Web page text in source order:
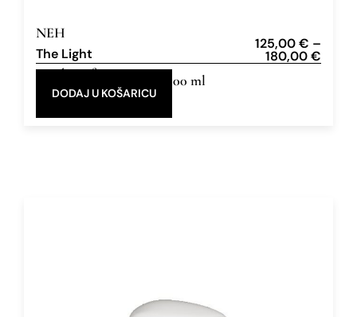
NEH
The Light
125,00€ –
180,00€
Eau de Parfum 50 ml, 100 ml
DODAJ U KOŠARICU